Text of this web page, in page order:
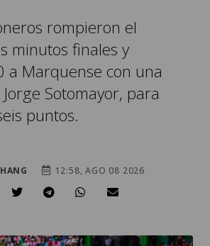
rompieron el
minutos finales y
a Marquense con una
Sotomayor, para
puntos.
12:58, AGO 08 2026